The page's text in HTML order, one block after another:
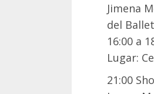
Jimena
del
16:00 a
Lugar:
21:00